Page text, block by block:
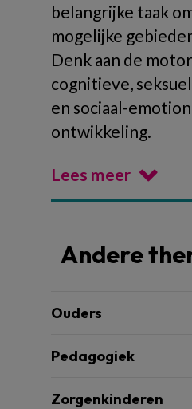
belangrijke taak
mogelijke
Denk aan de
cognitieve,
en sociaal-
ontwikkeling.
Lees meer
Andere
Ouders
Pedagogiek
Zorgenkinderen